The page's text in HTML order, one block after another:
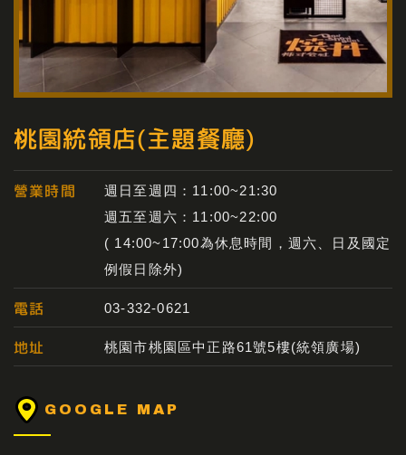
桃園統領店(主題餐廳)
營業時間
週日至週四：11:00~21:30
週五至週六：11:00~22:00
( 14:00~17:00為休息時間，週六、日及國定
例假日除外)
電話 03-332-0621
地址 桃園市桃園區中正路61號5樓(統領廣場)
GOOGLE MAP